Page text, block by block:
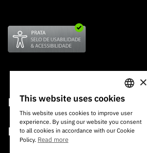
Financiamento
Programas de Financiamento
Internacional
Media
PORTUGUESE
ENGLISH
×
This website uses cookies
This website uses cookies to improve user
experience. By using our website you consent
to all cookies in accordance with our Cookie
Policy. Read more